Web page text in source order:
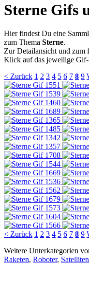
Sterne Gifs
Hier findest Du eine
zum Thema Sterne.
Zur Detailansicht und zum
Klick auf das jeweilige
< Zurück 1 2 3 4 5 6 7 8 9
< Zurück 1 2 3 4 5 6 7 8 9
Weitere Unterkategorien
Raketen, Roboter, Satelliten